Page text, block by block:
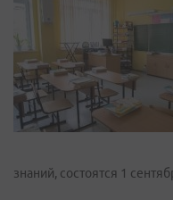
знаний, состоятся 1